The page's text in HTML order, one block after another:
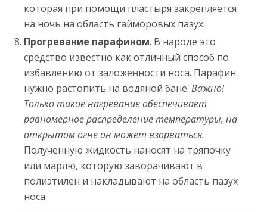
которая при помощи пластыря закрепляется
на ночь на область гайморовых пазух.
Прогревание парафином. В народе это
средство известно как отличный способ по
избавлению от заложенности носа. Парафин
нужно растопить на водяной бане.Важно!
Только такое нагревание обеспечивает
равномерное распределение температуры, на
открытом огне он может взорваться.
Полученную жидкость наносят на тряпочку
или марлю, которую заворачивают в
полиэтилен и накладывают на область пазух
носа.